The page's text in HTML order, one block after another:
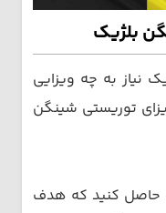
بلژیک
نیاز به چه ویزایی
توریستی شینگن
حاصل کنید که هدف